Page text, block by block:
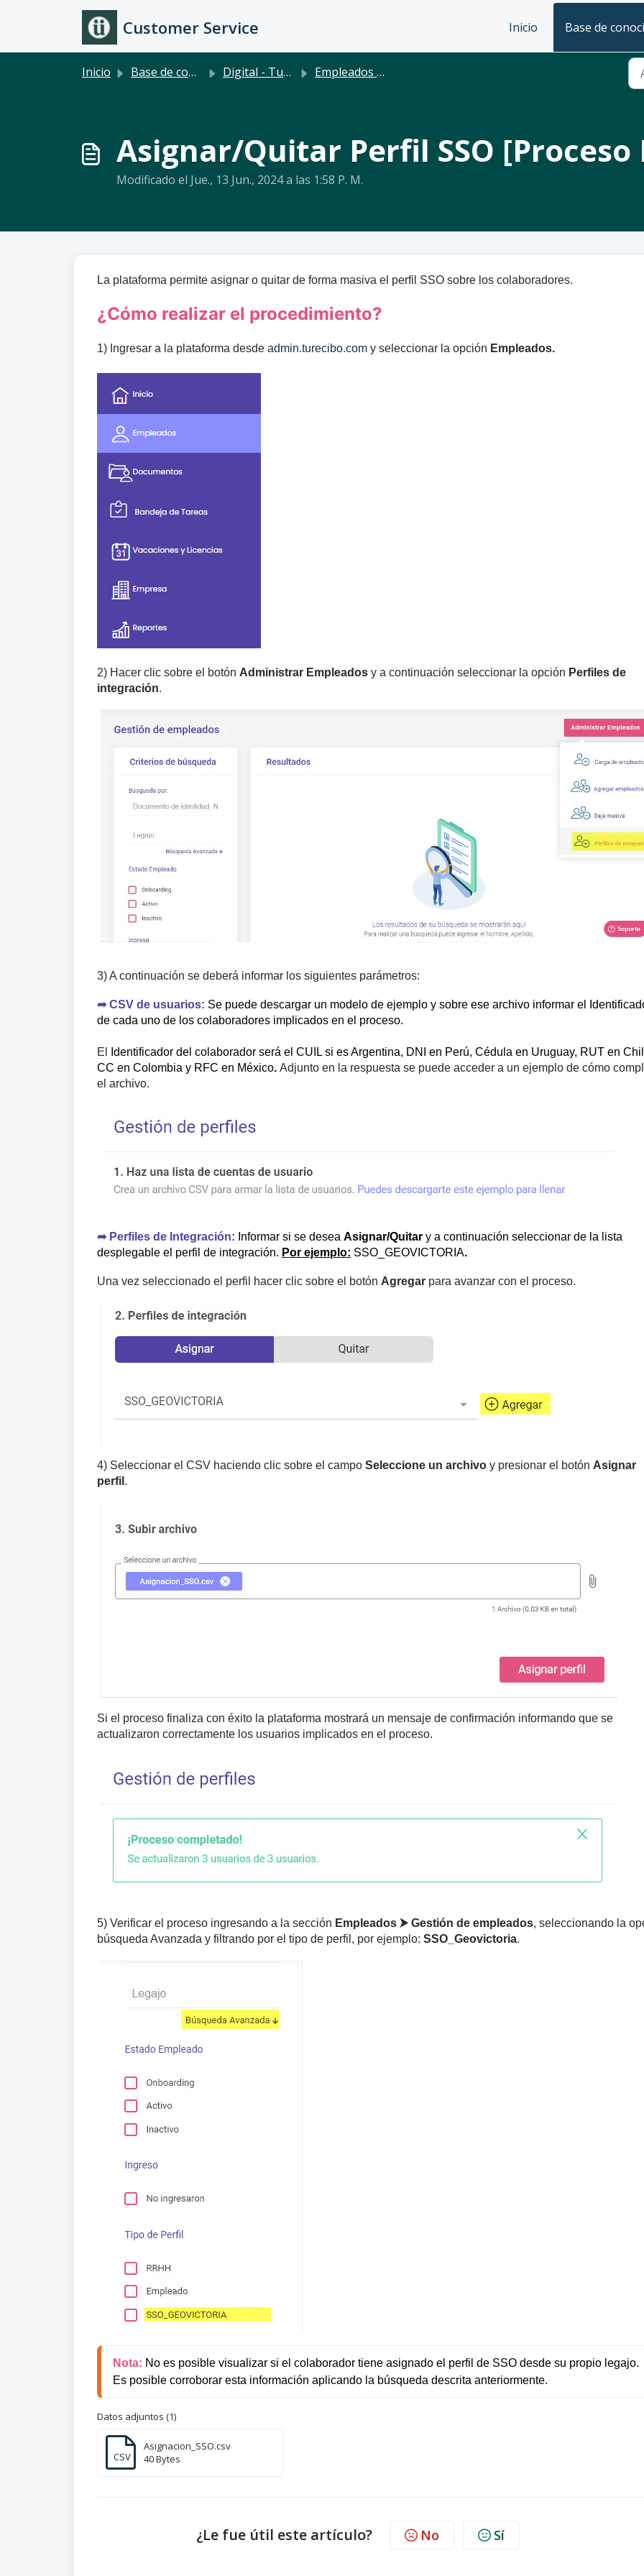
Ir al contenido principal
Customer Service Inicio Base de
Inicio Base de conocimientos Digital - TuRecibo Empleados - Filtros y Perfiles
Asignar/Quitar Perfil SSO [Proceso
Modificado el Jue., 13 Jun., 2024 a las 1:58 P. M.
La plataforma permite asignar o quitar de forma masiva el perfil SSO sobre los colaboradores.
¿Cómo realizar el procedimiento?
1) Ingresar a la plataforma desde admin.turecibo.com y seleccionar la opción Empleados.
2) Hacer clic sobre el botón Administrar Empleados y a continuación seleccionar la opción Perfiles de
integración.
3) A continuación se deberá informar los siguientes parámetros:
➦CSV de usuarios: Se puede descargar un modelo de ejemplo y sobre ese archivo informar el
de cada uno de los colaboradores implicados en el proceso.
El
Identificador del colaborador será el CUIL si es Argentina, DNI en Perú, Cédula en Uruguay, RUT en
CC en Colombia y RFC en México. Adjunto en la respuesta se puede acceder a un ejemplo de cómo
el archivo.
➦Perfiles de Integración: Informar si se desea Asignar/Quitar y a continuación seleccionar de la lista
desplegable el perfil de integración. Por ejemplo: SSO_GEOVICTORIA.
Una vez seleccionado el perfil hacer clic sobre el botón Agregar para avanzar con el proceso.
4) Seleccionar el CSV haciendo clic sobre el campo Seleccione un archivo y presionar el botón Asignar
perfil .
Si el proceso finaliza con éxito la plataforma mostrará un mensaje de confirmación informando que se
actualizaron correctamente los usuarios implicados en el proceso.
5) Verificar el proceso ingresando a la sección Empleados ⮞ Gestión de empleados, seleccionando la
búsqueda Avanzada y filtrando por el tipo de perfil, por ejemplo: SSO_Geovictoria.
Nota: No es posible visualizar si el colaborador tiene asignado el perfil de SSO desde su propio legajo.
Es posible corroborar esta información aplicando la búsqueda descrita anteriormente.
Datos adjuntos (1)
CSV
Asignacion_SSO.csv
40 Bytes
¿Le fue útil este artículo? No Sí